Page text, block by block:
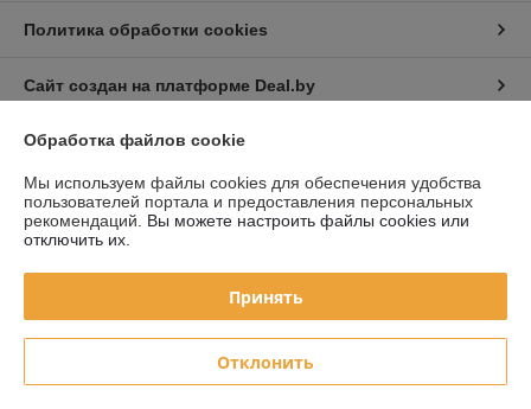
Политика обработки cookies
Сайт создан на платформе Deal.by
Юридическое лицо:Частное торговое унитарное предприятие «Авто
Голден Лайт»
220019 г. Минск, ул. Монтажников, д. 39
Регистрационный номер ЕГР: 192282909
Регистрационный орган: Минский горисполком
Дата регистрации компании: 03.06.2014
Обработка файлов cookie
Мы используем файлы cookies для обеспечения удобства
пользователей портала и предоставления персональных
рекомендаций. Вы можете настроить файлы cookies или
отключить их.
Принять
Отклонить